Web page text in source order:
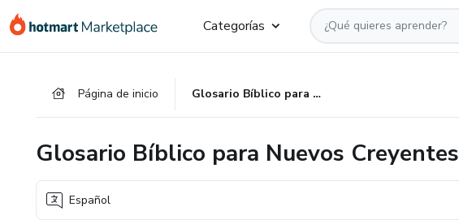
Categorías
Página de inicio Glosario Bíblico para Nuevos Creyentes
Glosario Bíblico para Nuevos Creyentes
Español